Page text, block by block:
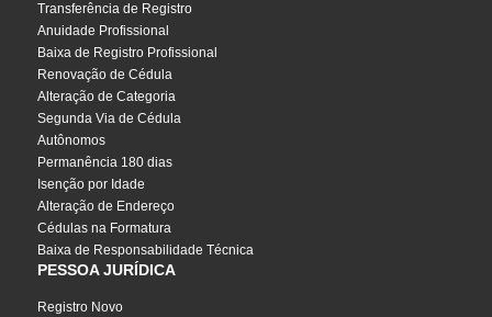
Transferência de Registro
Anuidade Profissional
Baixa de Registro Profissional
Renovação de Cédula
Alteração de Categoria
Segunda Via de Cédula
Autônomos
Permanência 180 dias
Isenção por Idade
Alteração de Endereço
Cédulas na Formatura
Baixa de Responsabilidade Técnica
PESSOA JURÍDICA
Registro Novo